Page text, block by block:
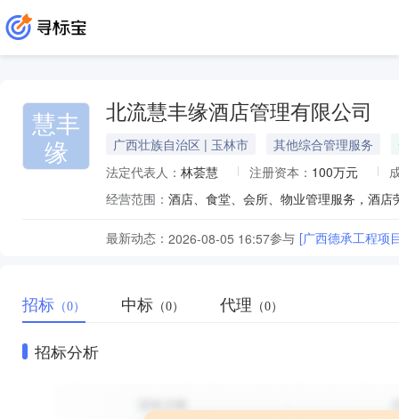
慧丰
缘
北流慧丰缘酒店管理有限公司
广西壮族自治区 | 玉林市 其他综合管理服务
法定代表人： 林荟慧 注册资本： 100万元
经营范围：
最新动态： 2026-08-05 16:57参与 [广西德承工程项
招标 （0） 中标 （0） 代理 （0）
招标分析